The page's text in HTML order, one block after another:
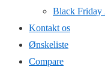
Black Friday
Kontakt os
Ønskeliste
Compare